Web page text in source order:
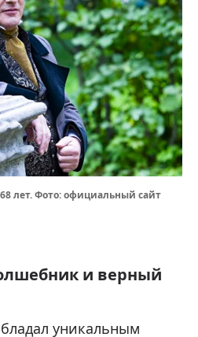
лет. Фото: официальный сайт
и верный
уникальным